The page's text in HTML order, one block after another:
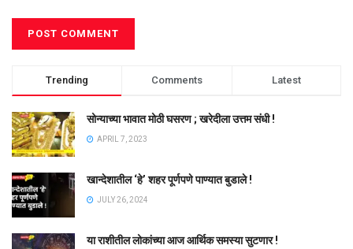
Trending Comments Latest
सोन्याच्या भावात मोठी घसरण ; खरेदीला उत्तम संधी !
APRIL 7, 2023
खान्देशातील ‘हे’ शहर पूर्णपणे पाण्यात बुडाले !
JULY 26, 2024
या राशीतील लोकांच्या आज आर्थिक समस्या सुटणार !